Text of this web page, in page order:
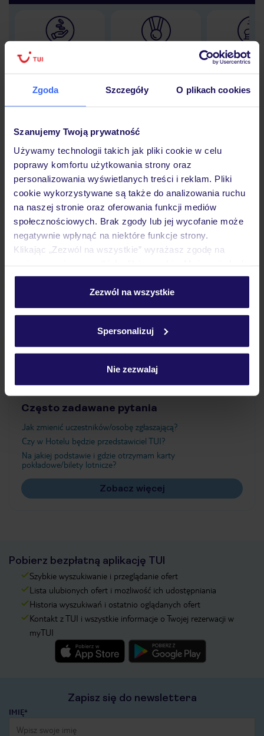
Zgoda Szczegóły O plikach cookies
Szanujemy Twoją prywatność
Używamy technologii takich jak pliki cookie w celu
poprawy komfortu użytkowania strony oraz
personalizowania wyświetlanych treści i reklam. Pliki
cookie wykorzystywane są także do analizowania ruchu
na naszej stronie oraz oferowania funkcji mediów
społecznościowych. Brak zgody lub jej wycofanie może
negatywnie wpłynąć na niektóre funkcje strony.
Klikając „Zezwól na wszystkie” wyrażasz zgodę na
personalizować swój wybór wchodząc w zakładkę
Szczegółowe informacje o plikach cookie znajdziesz
Zezwól na wszystkie
Spersonalizuj
Nie zezwalaj
Lider niskich cen 30 lat w
Hotel
Opinie
Pokoje
Atrakcje
Ważne informacje
Często zadawane pytania
Jak zmienić uczestników/osobę zgłaszającą?
Czy w Hotelu będzie przedstawiciel TUI?
Na jakiej podstawie i gdzie otrzymam karty
pokładowe/bilety lotnicze?
Zobacz więcej
Pobierz bezpłatną aplikację TUI
Szybkie wyszukiwanie i przeglądanie ofert
Lista ulubionych ofert i możliwość ich udostępniania
Historia wyszukiwań i ostatnio oglądanych ofert
Kontakt z TUI i wszystkie informacje o Twojej rezerwacji w
myTUI
Zapisz się do newslettera
IMIĘ*